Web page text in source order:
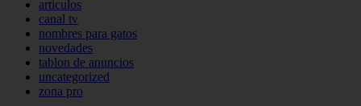
articulos
canal tv
nombres para gatos
novedades
tablon de anuncios
uncategorized
zona pro